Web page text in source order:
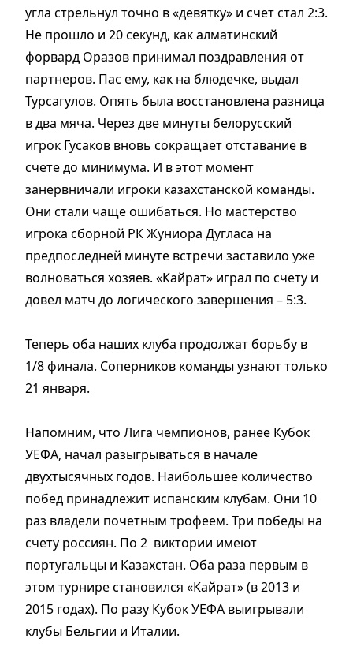
угла стрельнул точно в «девятку» и счет стал 2:3.
Не прошло и 20 секунд, как алматинский
форвард Оразов принимал поздравления от
партнеров. Пас ему, как на блюдечке, выдал
Турсагулов. Опять была восстановлена разница
в два мяча. Через две минуты белорусский
игрок Гусаков вновь сокращает отставание в
счете до минимума. И в этот момент
занервничали игроки казахстанской команды.
Они стали чаще ошибаться. Но мастерство
игрока сборной РК Жуниора Дугласа на
предпоследней минуте встречи заставило уже
волноваться хозяев. «Кайрат» играл по счету и
довел матч до логического завершения – 5:3.
Теперь оба наших клуба продолжат борьбу в
1/8 финала. Соперников команды узнают только
21 января.
Напомним, что Лига чемпионов, ранее Кубок
УЕФА, начал разыгрываться в начале
двухтысячных годов. Наибольшее количество
побед принадлежит испанским клубам. Они 10
раз владели почетным трофеем. Три победы на
счету россиян. По 2 виктории имеют
португальцы и Казахстан. Оба раза первым в
этом турнире становился «Кайрат» (в 2013 и
2015 годах). По разу Кубок УЕФА выигрывали
клубы Бельгии и Италии.